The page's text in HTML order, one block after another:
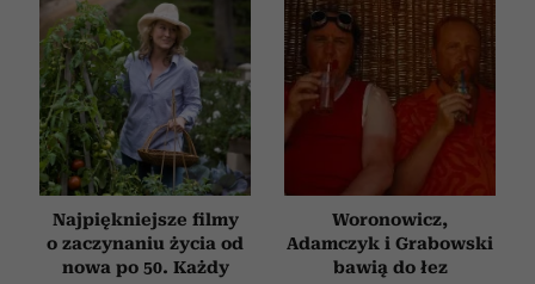
Najpiękniejsze filmy
o zaczynaniu życia od
nowa po 50. Każdy
Woronowicz,
Adamczyk i Grabowski
bawią do łez